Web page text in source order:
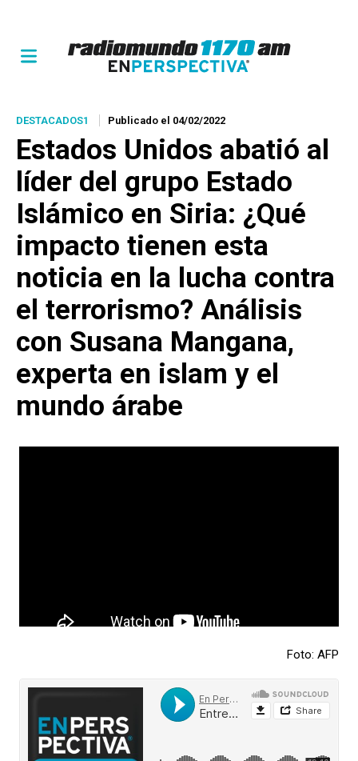
DESTACADOS1 Publicado el 04/02/2022
Estados Unidos abatió al
líder del grupo Estado
Islámico en Siria: ¿Qué
impacto tienen esta
noticia en la lucha contra
el terrorismo? Análisis
con Susana Mangana,
experta en islam y el
mundo árabe
Foto: AFP